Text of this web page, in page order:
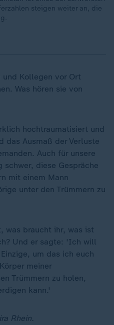
steigen weiter an, die
Kollegen vor Ort
Was hören sie von
hochtraumatisiert und
das Ausmaß der Verluste
Auch für unsere
schwer, diese Gespräche
mit einem Mann
unter den Trümmern zu
was braucht ihr, was ist
Und er sagte: 'Ich will
um das ich euch
meiner
Trümmern zu holen,
kann.'
Rhein.